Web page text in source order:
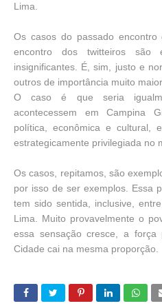
Lima.
Os casos do passado
encontro dos twitteiros são
insignificantes. É, sim, justo e
outros de importância muito
O caso é que seria
acontecessem em Campina
política, econômica e cultural,
estrategicamente privilegiada no
Os casos, repitamos, são
por isso de ser exemplos. Essa
tem sido sentida, inclusive,
Lima. Muito provavelmente o
essa sensação cresce, a força
Cidade cai na mesma proporção.